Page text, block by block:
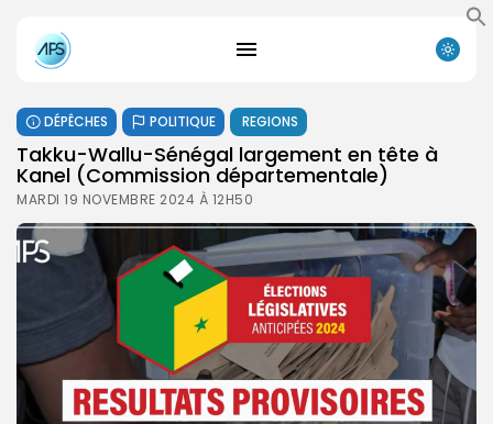
DÉPÊCHES POLITIQUE REGIONS
Takku-Wallu-Sénégal largement en tête à
Kanel (Commission départementale)
MARDI 19 NOVEMBRE 2024 À 12H50